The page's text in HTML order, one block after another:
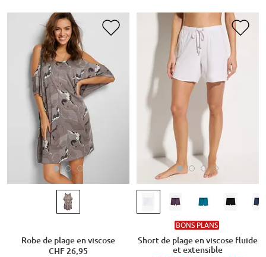
Robe de plage en viscose
CHF 26,95
BONS PLANS
Short de plage en viscose fluide
et extensible